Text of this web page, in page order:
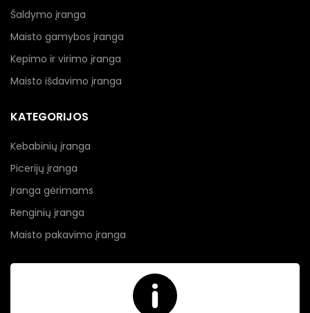
Šaldymo įranga
Maisto gamybos įranga
Kepimo ir virimo įranga
Maisto išdavimo įranga
KATEGORIJOS
Kebabinių įranga
Picerijų įranga
Įranga gėrimams
Renginių įranga
Maisto pakavimo įranga